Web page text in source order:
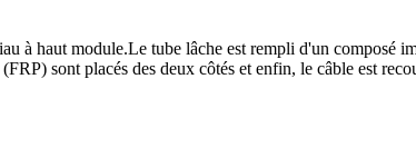
à haut module.Le tube lâche est rempli d'un composé
sont placés des deux côtés et enfin, le câble est